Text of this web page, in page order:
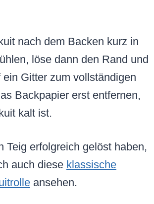
nach dem Backen kurz in
löse dann den Rand und
Gitter zum vollständigen
Backpapier erst entfernen,
kalt ist.
Teig erfolgreich gelöst haben,
auch diese klassische
ansehen.